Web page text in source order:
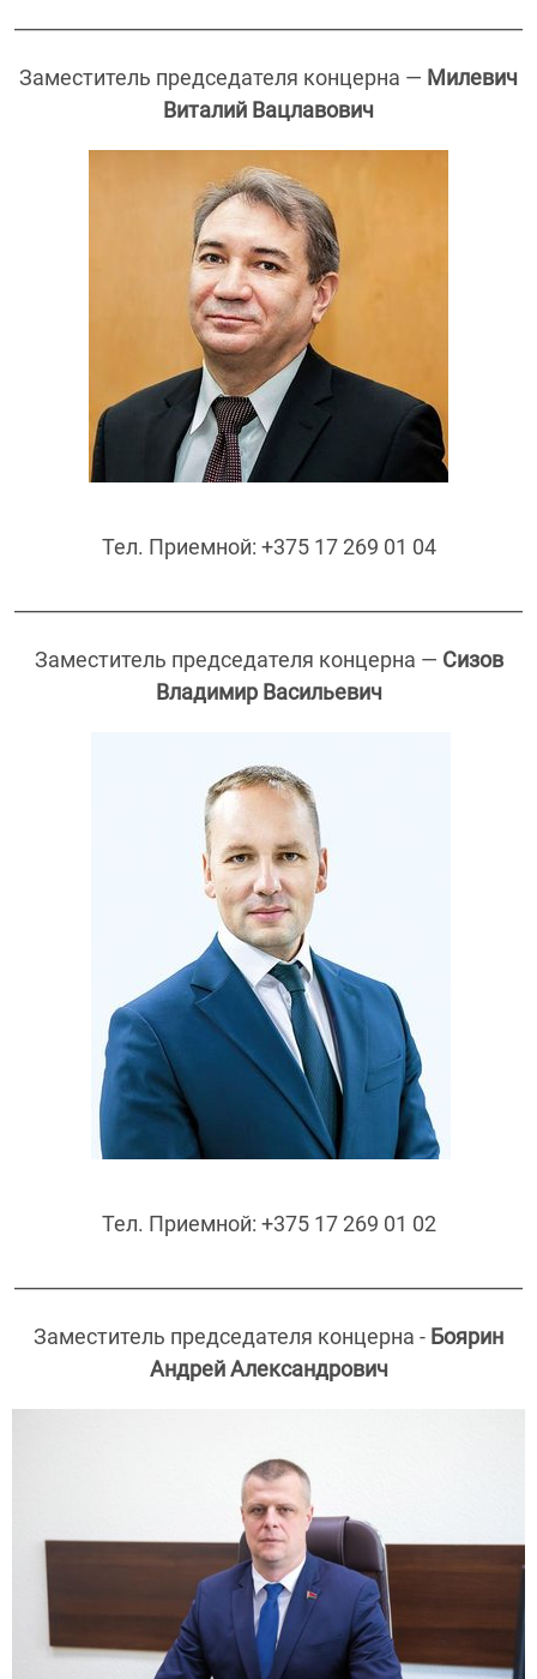
Заместитель председателя концерна — Милевич
Виталий Вацлавович
Тел. Приемной: +375 17 269 01 04
Заместитель председателя концерна — Сизов
Владимир Васильевич
Тел. Приемной: +375 17 269 01 02
Заместитель председателя концерна - Боярин
Андрей Александрович